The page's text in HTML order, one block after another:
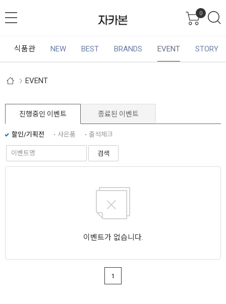
0
식품관 NEW BEST BRANDS EVENT STORY
EVENT
진행중인 이벤트 종료된 이벤트
할인/기획전 사은품 출석체크
검색
이벤트가 없습니다.
1